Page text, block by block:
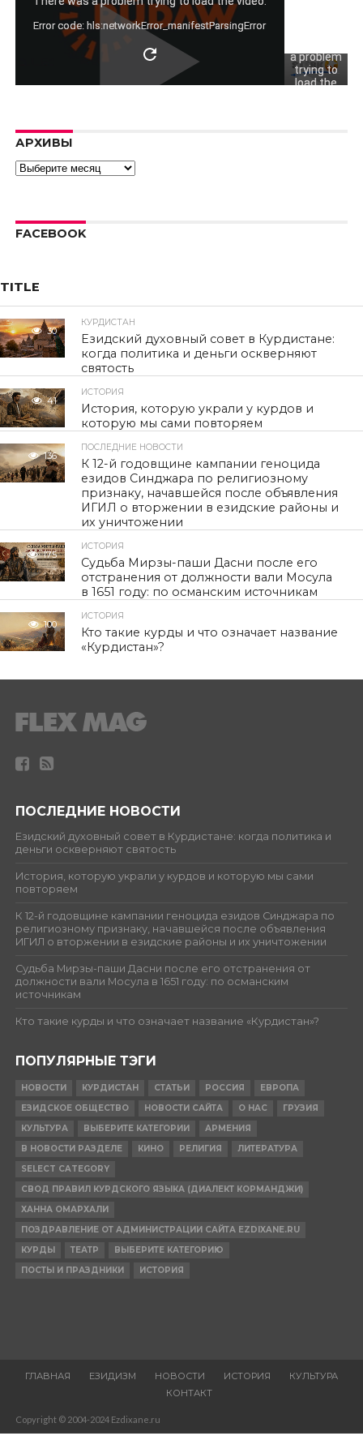
Error code: hls:networkError_manifestParsingError
a problem
trying to
load the
АРХИВЫ
Архивы
FACEBOOK
TITLE
30
КУРДИСТАН
Езидский духовный совет в Курдистане:
когда политика и деньги оскверняют
святость
41
ИСТОРИЯ
История, которую украли у курдов и
которую мы сами повторяем
136
ПОСЛЕДНИЕ НОВОСТИ
К 12-й годовщине кампании геноцида
езидов Синджара по религиозному
признаку, начавшейся после объявления
ИГИЛ о вторжении в езидские районы и
их уничтожении
175
ИСТОРИЯ
Судьба Мирзы-паши Дасни после его
отстранения от должности вали Мосула
в 1651 году: по османским источникам
100
ИСТОРИЯ
Кто такие курды и что означает название
«Курдистан»?
ПОСЛЕДНИЕ НОВОСТИ
Езидский духовный совет в Курдистане: когда политика и
деньги оскверняют святость
История, которую украли у курдов и которую мы сами
повторяем
К 12-й годовщине кампании геноцида езидов Синджара по
религиозному признаку, начавшейся после объявления
ИГИЛ о вторжении в езидские районы и их уничтожении
Судьба Мирзы-паши Дасни после его отстранения от
должности вали Мосула в 1651 году: по османским
источникам
Кто такие курды и что означает название «Курдистан»?
ПОПУЛЯРНЫЕ ТЭГИ
НОВОСТИ КУРДИСТАН СТАТЬИ РОССИЯ
ЕВРОПА
ЕЗИДСКОЕ ОБЩЕСТВО
НОВОСТИ САЙТА О НАС
ГРУЗИЯ
КУЛЬТУРА
ВЫБЕРИТЕ КАТЕГОРИИ
АРМЕНИЯ
В НОВОСТИ РАЗДЕЛЕ
КИНО РЕЛИГИЯ
ЛИТЕРАТУРА
SELECT CATEGORY
СВОД ПРАВИЛ КУРДСКОГО ЯЗЫКА (ДИАЛЕКТ КОРМАНДЖИ)
ХАННА ОМАРХАЛИ
ПОЗДРАВЛЕНИЕ ОТ АДМИНИСТРАЦИИ САЙТА EZDIXANE.RU
КУРДЫ
ТЕАТР
ВЫБЕРИТЕ КАТЕГОРИЮ
ПОСТЫ И ПРАЗДНИКИ
ИСТОРИЯ
ГЛАВНАЯ ЕЗИДИЗМ НОВОСТИ ИСТОРИЯ
КУЛЬТУРА
КОНТАКТ
Copyright © 2004-2024 Ezdixane.ru